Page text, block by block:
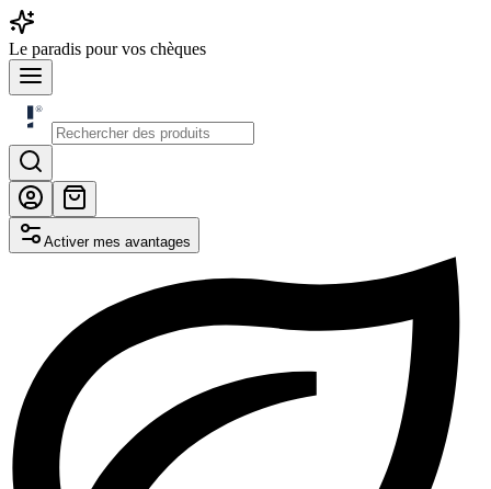
Le paradis pour vos chèques
Activer mes avantages